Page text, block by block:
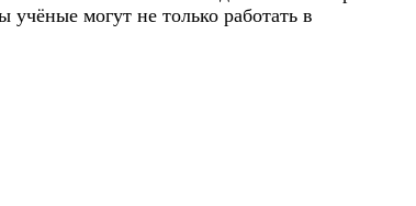
могут не только работать в